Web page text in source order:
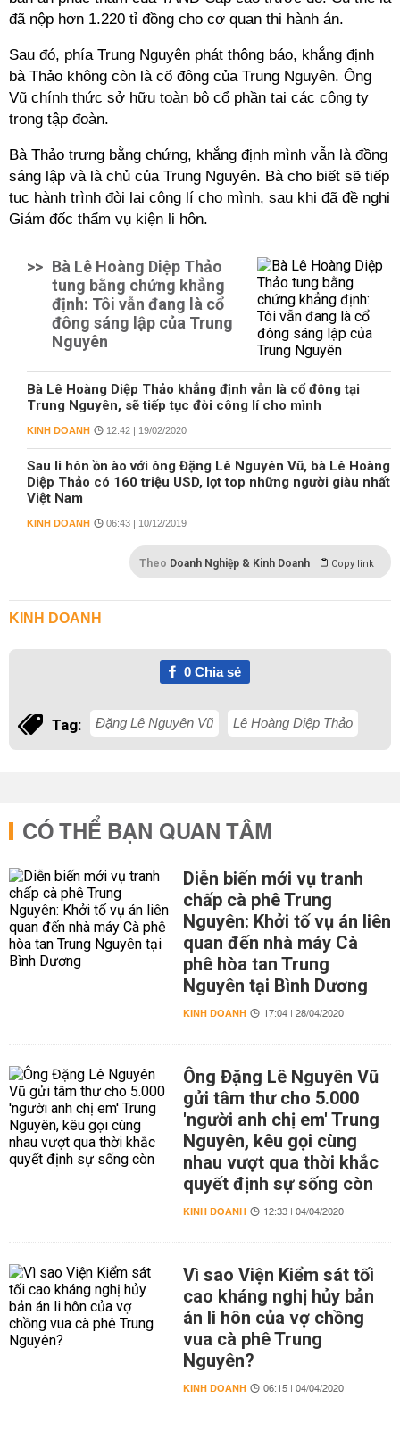
đã nộp hơn 1.220 tỉ đồng cho cơ quan thi hành án.
Sau đó, phía Trung Nguyên phát thông báo, khẳng định
bà Thảo không còn là cổ đông của Trung Nguyên. Ông
Vũ chính thức sở hữu toàn bộ cổ phần tại các công ty
trong tập đoàn.
Bà Thảo trưng bằng chứng, khẳng định mình vẫn là đồng
sáng lập và là chủ của Trung Nguyên. Bà cho biết sẽ tiếp
tục hành trình đòi lại công lí cho mình, sau khi đã đề nghị
Giám đốc thẩm vụ kiện li hôn.
>> Bà Lê Hoàng Diệp Thảo
tung bằng chứng khẳng
định: Tôi vẫn đang là cổ
đông sáng lập của Trung
Nguyên
Bà Lê Hoàng Diệp Thảo khẳng định vẫn là cổ đông tại
Trung Nguyên, sẽ tiếp tục đòi công lí cho mình
KINH DOANH 12:42 | 19/02/2020
Sau li hôn ồn ào với ông Đặng Lê Nguyên Vũ, bà Lê Hoàng
Diệp Thảo có 160 triệu USD, lọt top những người giàu nhất
Việt Nam
KINH DOANH 06:43 | 10/12/2019
Theo Doanh Nghiệp & Kinh Doanh Copy link
KINH DOANH
0Chia sẻ
Tag: Đặng Lê Nguyên Vũ Lê Hoàng Diệp Thảo
CÓ THỂ BẠN QUAN TÂM
Diễn biến mới vụ tranh
chấp cà phê Trung
Nguyên: Khởi tố vụ án liên
quan đến nhà máy Cà
phê hòa tan Trung
Nguyên tại Bình Dương
KINH DOANH 17:04 | 28/04/2020
Ông Đặng Lê Nguyên Vũ
gửi tâm thư cho 5.000
'người anh chị em' Trung
Nguyên, kêu gọi cùng
nhau vượt qua thời khắc
quyết định sự sống còn
KINH DOANH 12:33 | 04/04/2020
Vì sao Viện Kiểm sát tối
cao kháng nghị hủy bản
án li hôn của vợ chồng
vua cà phê Trung
Nguyên?
KINH DOANH 06:15 | 04/04/2020